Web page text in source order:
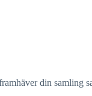
din samling